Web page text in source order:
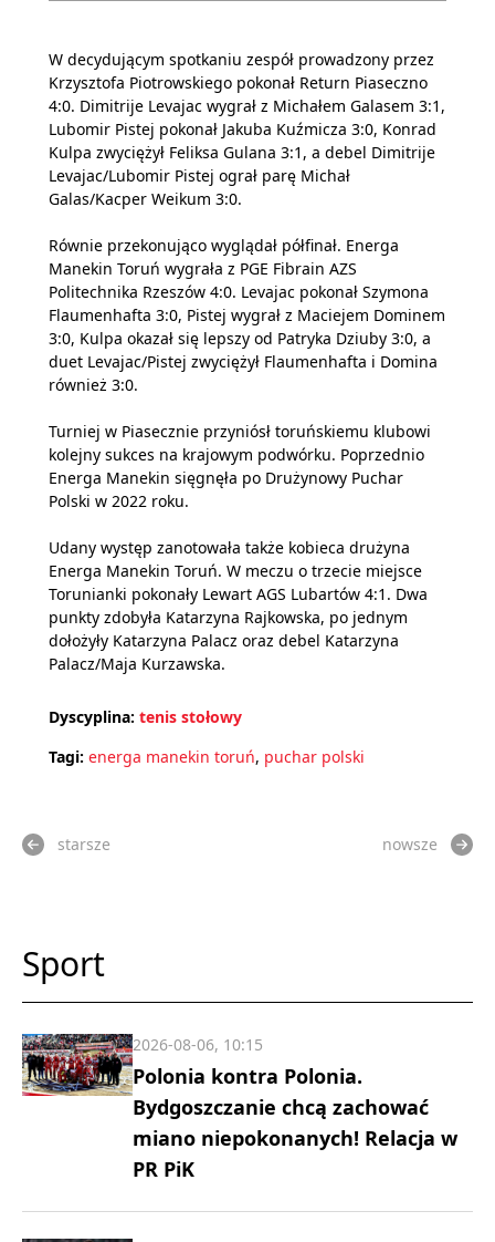
W decydującym spotkaniu zespół prowadzony przez
Krzysztofa Piotrowskiego pokonał Return Piaseczno
4:0. Dimitrije Levajac wygrał z Michałem Galasem 3:1,
Lubomir Pistej pokonał Jakuba Kuźmicza 3:0, Konrad
Kulpa zwyciężył Feliksa Gulana 3:1, a debel Dimitrije
Levajac/Lubomir Pistej ograł parę Michał
Galas/Kacper Weikum 3:0.
Równie przekonująco wyglądał półfinał. Energa
Manekin Toruń wygrała z PGE Fibrain AZS
Politechnika Rzeszów 4:0. Levajac pokonał Szymona
Flaumenhafta 3:0, Pistej wygrał z Maciejem Dominem
3:0, Kulpa okazał się lepszy od Patryka Dziuby 3:0, a
duet Levajac/Pistej zwyciężył Flaumenhafta i Domina
również 3:0.
Turniej w Piasecznie przyniósł toruńskiemu klubowi
kolejny sukces na krajowym podwórku. Poprzednio
Energa Manekin sięgnęła po Drużynowy Puchar
Polski w 2022 roku.
Udany występ zanotowała także kobieca drużyna
Energa Manekin Toruń. W meczu o trzecie miejsce
Torunianki pokonały Lewart AGS Lubartów 4:1. Dwa
punkty zdobyła Katarzyna Rajkowska, po jednym
dołożyły Katarzyna Palacz oraz debel Katarzyna
Palacz/Maja Kurzawska.
Dyscyplina: tenis stołowy
Tagi: energa manekin toruń, puchar polski
starsze nowsze
Sport
Polonia kontra Polonia.
Bydgoszczanie chcą zachować
miano niepokonanych! Relacja w
PR PiK
2026-08-06, 10:15